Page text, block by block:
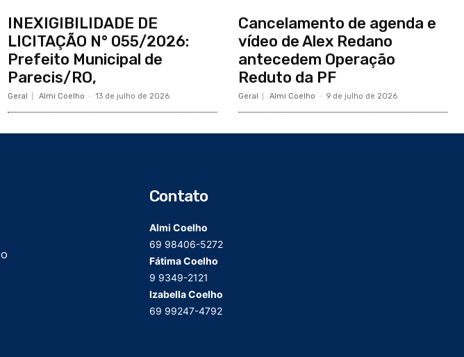
INEXIGIBILIDADE DE
LICITAÇÃO N° 055/2026:
Prefeito Municipal de
Parecis/RO,
Geral Almi Coelho - 13 de julho de 2026
Cancelamento de agenda e
vídeo de Alex Redano
antecedem Operação
Reduto da PF
Geral Almi Coelho - 9 de julho de 2026
Contato
Almi Coelho
69 98406-5272
Fátima Coelho
9 9349-2121
Izabella Coelho
69 99247-4792